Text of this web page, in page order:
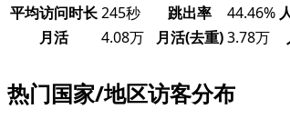
平均访问时长245秒 跳出率 44.46%
月活
4.08万 月活(去重)3.78万
热门国家/地区访客分布